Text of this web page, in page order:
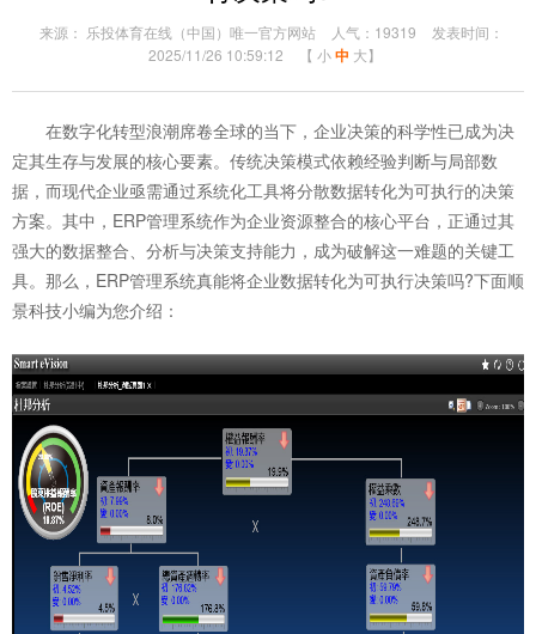
来源： 乐投体育在线（中国）唯一官方网站 人气：19319
发表时间：
2025/11/26 10:59:12
【 小中 大】
在数字化转型浪潮席卷全球的当下，企业决策的科学性已成为决
定其生存与发展的核心要素。传统决策模式依赖经验判断与局部数
据，而现代企业亟需通过系统化工具将分散数据转化为可执行的决策
方案。其中，ERP管理系统作为企业资源整合的核心平台，正通过其
强大的数据整合、分析与决策支持能力，成为破解这一难题的关键工
具。那么， ERP管理系统真能将企业数据转化为可执行决策吗?下面顺
景科技小编为您介绍：